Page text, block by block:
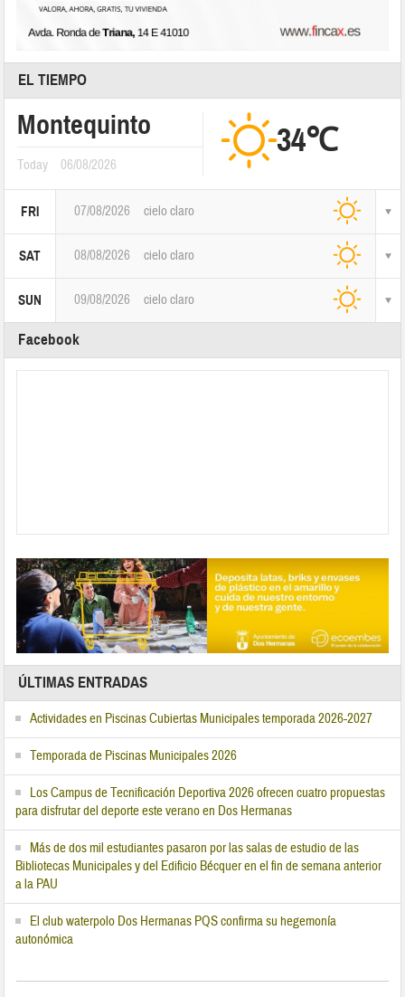
EL TIEMPO
Montequinto
Today 06/08/2026
34℃
FRI 07/08/2026 cielo claro
SAT 08/08/2026 cielo claro
SUN 09/08/2026 cielo claro
Facebook
ÚLTIMAS ENTRADAS
Actividades en Piscinas Cubiertas Municipales temporada 2026-2027
Temporada de Piscinas Municipales 2026
Los Campus de Tecnificación Deportiva 2026 ofrecen cuatro propuestas
para disfrutar del deporte este verano en Dos Hermanas
Más de dos mil estudiantes pasaron por las salas de estudio de las
Bibliotecas Municipales y del Edificio Bécquer en el fin de semana anterior
a la PAU
El club waterpolo Dos Hermanas PQS confirma su hegemonía
autonómica